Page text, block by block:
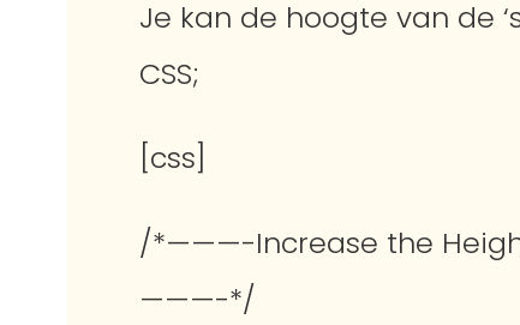
Je kan de hoogte van de
CSS;
[css]
/*———-Increase the
———-*/